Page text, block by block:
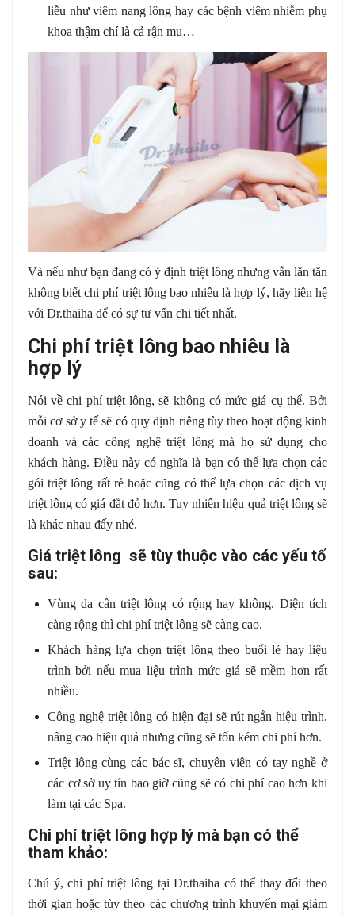
liễu như viêm nang lông hay các bệnh viêm nhiễm phụ
khoa thậm chí là cả rận mu…
Và nếu như bạn đang có ý định triệt lông nhưng vẫn lăn tăn
không biết chi phí triệt lông bao nhiêu là hợp lý, hãy liên hệ
với Dr.thaiha để có sự tư vấn chi tiết nhất.
Chi phí triệt lông bao nhiêu là
hợp lý
Nói về chi phí triệt lông, sẽ không có mức giá cụ thể. Bởi
mỗi cơ sở y tế sẽ có quy định riêng tùy theo hoạt động kinh
doanh và các công nghệ triệt lông mà họ sử dụng cho
khách hàng. Điều này có nghĩa là bạn có thể lựa chọn các
gói triệt lông rất rẻ hoặc cũng có thể lựa chọn các dịch vụ
triệt lông có giá đắt đỏ hơn. Tuy nhiên hiệu quả triệt lông sẽ
là khác nhau đấy nhé.
Giá triệt lông sẽ tùy thuộc vào các yếu tố
sau:
Vùng da cần triệt lông có rộng hay không. Diện tích
càng rộng thì chi phí triệt lông sẽ càng cao.
Khách hàng lựa chọn triệt lông theo buổi lẻ hay liệu
trình bởi nếu mua liệu trình mức giá sẽ mềm hơn rất
nhiều.
Công nghệ triệt lông có hiện đại sẽ rút ngắn hiệu trình,
nâng cao hiệu quả nhưng cũng sẽ tốn kém chi phí hơn.
Triệt lông cùng các bác sĩ, chuyên viên có tay nghề ở
các cơ sở uy tín bao giờ cũng sẽ có chi phí cao hơn khi
làm tại các Spa.
Chi phí triệt lông hợp lý mà bạn có thể
tham khảo:
Chú ý, chi phí triệt lông tại Dr.thaiha có thể thay đổi theo
thời gian hoặc tùy theo các chương trình khuyến mại giảm